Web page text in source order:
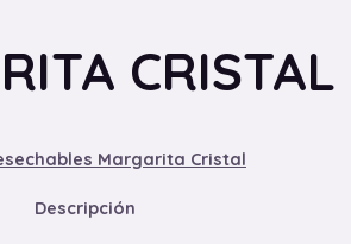
CRISTAL
Margarita Cristal
Descripción